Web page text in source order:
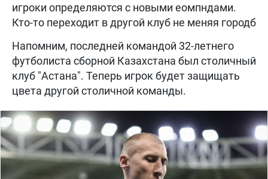
игроки определяются с новыми еомпндами.
Кто-то переходит в другой клуб не меняя городб
Напомним, последней командой 32-летнего
футболиста сборной Казахстана был столичный
клуб "Астана". Теперь игрок будет защищать
цвета другой столичной команды.